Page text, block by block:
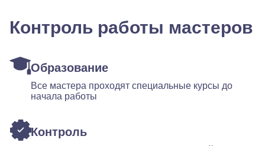
Контроль работы мастеров
Образование
Все мастера проходят специальные курсы до
начала работы
Контроль